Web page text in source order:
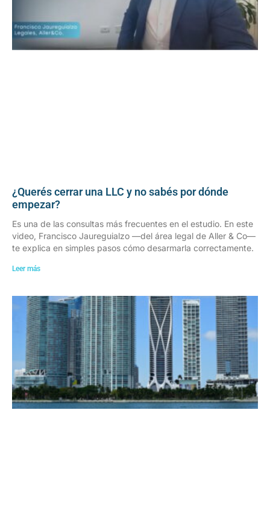
¿Querés cerrar una LLC y no sabés por dónde
empezar?
Es una de las consultas más frecuentes en el estudio. En este
video, Francisco Jaureguialzo —del área legal de Aller & Co—
te explica en simples pasos cómo desarmarla correctamente.
Leer más